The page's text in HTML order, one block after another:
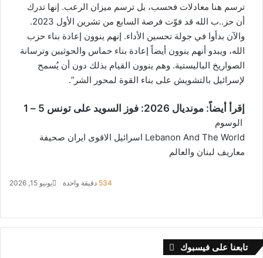
ترسم هنا معادلات فحسب، بل ترسم ميزان الرعب. إنها تدرك
أن ​حز..ب الله​ قد فوّت فرصة السابع من تشرين الأول 2023.
والآن بدأوا في جولة تحسين الأداء. إنهم ينوون إعادة بناء حزب
الله، ويبدو أنهم ينوون أيضاً إعادة بناء حماس والحوثيين وترسانة
الصواريخ الباليستية. وهم ينوون القيام بذلك دون أن يُسمح
لإسرائيل بالتشويش على بناء القوة لمحور الشر”.
إقرأ أيضاً: مونديال 2026: فوز السويد على تونس 5 – 1
الوسوم
Lebanon And The World اسرائيل الاقوى ايران صحيفة
معاريف لبنان والعالم
يونيو 15, 2026 دقيقة واحدة
ودار
تابعنا على فيسبوك